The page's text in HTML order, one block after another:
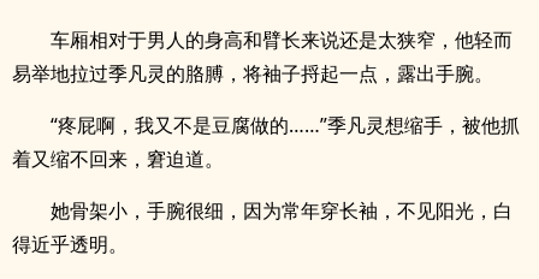
车厢相对于男人的身高和臂长来说还是太狭窄，他轻而
易举地拉过季凡灵的胳膊，将袖子捋起一点，露出手腕。
“疼屁啊，我又不是豆腐做的……”季凡灵想缩手，被他抓
着又缩不回来，窘迫道。
她骨架小，手腕很细，因为常年穿长袖，不见阳光，白
得近乎透明。